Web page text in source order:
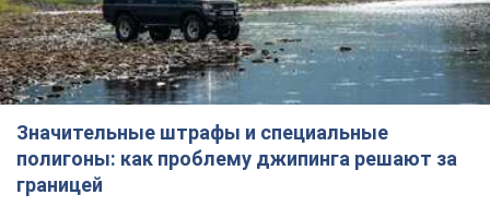
Значительные штрафы и специальные
полигоны: как проблему джипинга решают за
границей